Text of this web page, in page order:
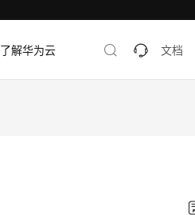
了解华为云 文档